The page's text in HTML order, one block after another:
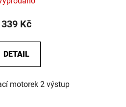
339 Kč
DETAIL
motorek 2 výstup